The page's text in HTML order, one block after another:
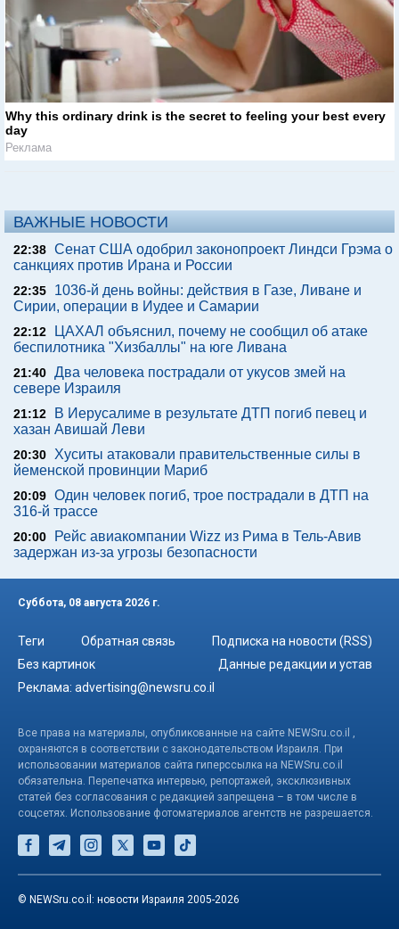
Why this ordinary drink is the secret to feeling your best every
day
Реклама
ВАЖНЫЕ НОВОСТИ
22:38 Сенат США одобрил законопроект Линдси Грэма о
санкциях против Ирана и России
22:35
1036-й день войны: действия в Газе, Ливане и
Сирии, операции в Иудее и Самарии
22:12
ЦАХАЛ объяснил, почему не сообщил об атаке
беспилотника "Хизбаллы" на юге Ливана
21:40 Два человека пострадали от укусов змей на
севере Израиля
21:12
В Иерусалиме в результате ДТП погиб певец и
хазан Авишай Леви
20:30 Хуситы атаковали правительственные силы в
йеменской провинции Мариб
20:09 Один человек погиб, трое пострадали в ДТП на
316-й трассе
20:00
Рейс авиакомпании Wizz из Рима в Тель-Авив
задержан из-за угрозы безопасности
Суббота, 08 августа 2026 г.
Теги Обратная связь
Подписка на новости (RSS)
Без картинок
Данные редакции и устав
Реклама: advertising@newsru.co.il
Все права на материалы, опубликованные на сайте NEWSru.co.il ,
охраняются в соответствии с законодательством Израиля. При
использовании материалов сайта гиперссылка на NEWSru.co.il
обязательна. Перепечатка интервью, репортажей, эксклюзивных
статей без согласования с редакцией запрещена – в том числе в
соцсетях. Использование фотоматериалов агентств не разрешается.
© NEWSru.co.il: новости Израиля 2005-2026